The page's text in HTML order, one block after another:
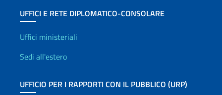
UFFICI E RETE DIPLOMATICO-CONSOLARE
Uffici e Rete diplomatica
Uffici ministeriali
Sedi all'estero
UFFICIO PER I RAPPORTI CON IL PUBBLICO (URP)